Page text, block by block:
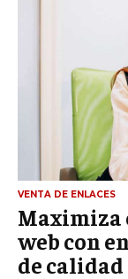
VENTA DE ENLACES
Maximiza
web con
de calidad